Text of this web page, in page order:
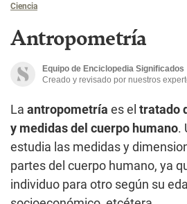
hoy?
Ciencia
Antropometría
Equipo de Enciclopedia Significados
Creado y revisado por nuestros
La antropometría es el tratado
y medidas del cuerpo humano.
estudia las medidas y
partes del cuerpo humano, ya
individuo para otro según su